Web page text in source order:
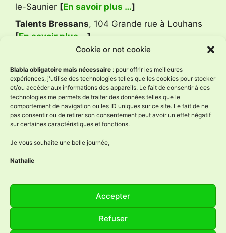
Cookie or not cookie
Blabla obligatoire mais nécessaire : pour offrir les meilleures
expériences, j'utilise des technologies telles que les cookies pour stocker
et/ou accéder aux informations des appareils. Le fait de consentir à ces
technologies me permets de traiter des données telles que le
comportement de navigation ou les ID uniques sur ce site. Le fait de ne
pas consentir ou de retirer son consentement peut avoir un effet négatif
sur certaines caractéristiques et fonctions.
Je vous souhaite une belle journée,
Nathalie
Accepter
Refuser
le-Saunier [En savoir plus …]
Talents Bressans, 104 Grande rue à Louhans
[En savoir plus … ]
Avis Google
L'Âne à Nath
4.9
Basé sur 59 avis
powered byG oogle
évaluez-nous sur
Réseaux sociaux
Facebook
Instagram
YouTubeLinkedIn